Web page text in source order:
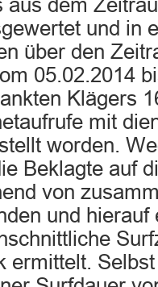
aus dem
und in
über den
05.02.2014
Klägers
mit
worden.
Beklagte auf
von
und
ermittelt.